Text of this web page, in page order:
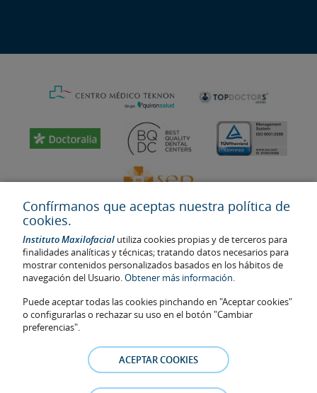
Última actualización: 2023
No. de autorización de centro sanitario: E08646940
La información presente en la web no reemplaza sino complementa
la relación médico-paciente. En caso de duda, consulte con el
médico de referencia. Las fotos y los testimonios de los pacientes
identificables que aparecen en la web están publicadas con su
consentimiento y se retirarán en cualquier momento a petición de
Confírmanos que aceptas nuestra política de
cookies.
Instituto Maxilofacial utiliza cookies propias y de terceros para
finalidades analíticas y técnicas; tratando datos necesarios para
mostrar contenidos personalizados basados en los hábitos de
navegación del Usuario.Obtener más información.
Puede aceptar todas las cookies pinchando en "Aceptar cookies"
o configurarlas o rechazar su uso en el botón "Cambiar
preferencias".
ACEPTAR COOKIES